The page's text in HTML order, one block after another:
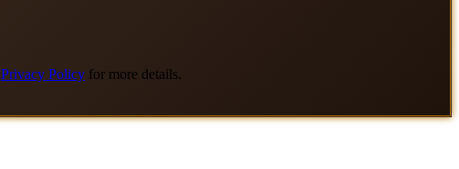
Privacy Policy for more details.